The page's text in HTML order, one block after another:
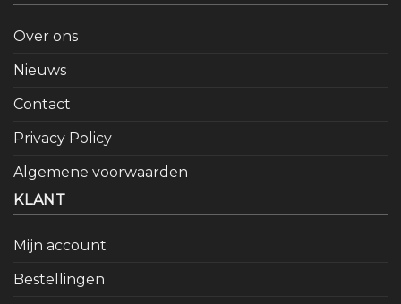
Over ons
Nieuws
Contact
Privacy Policy
Algemene voorwaarden
KLANT
Mijn account
Bestellingen